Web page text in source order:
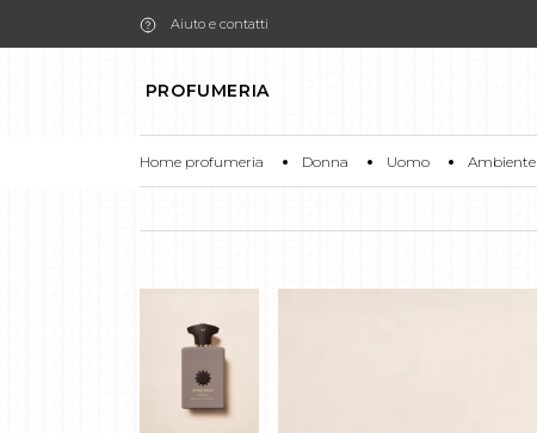
Aiuto e contatti
PROFUMERIA
Home profumeria Donna Uomo Ambiente